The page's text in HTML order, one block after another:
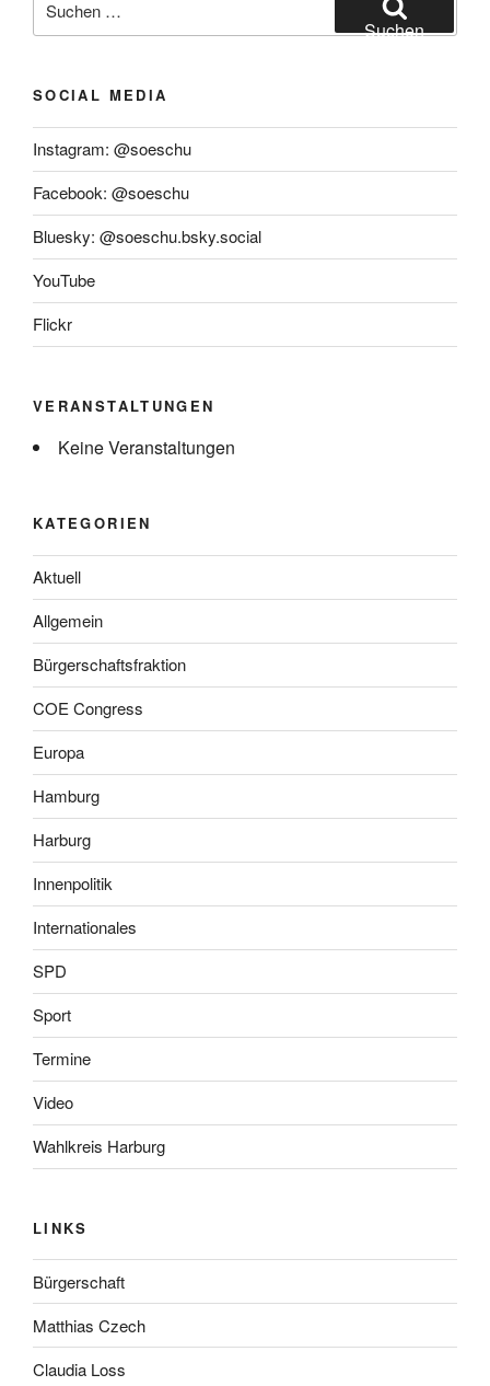
nach:
Suchen
SOCIAL MEDIA
Instagram: @soeschu
Facebook: @soeschu
Bluesky: @soeschu.bsky.social
YouTube
Flickr
VERANSTALTUNGEN
Keine Veranstaltungen
KATEGORIEN
Aktuell
Allgemein
Bürgerschaftsfraktion
COE Congress
Europa
Hamburg
Harburg
Innenpolitik
Internationales
SPD
Sport
Termine
Video
Wahlkreis Harburg
LINKS
Bürgerschaft
Matthias Czech
Claudia Loss